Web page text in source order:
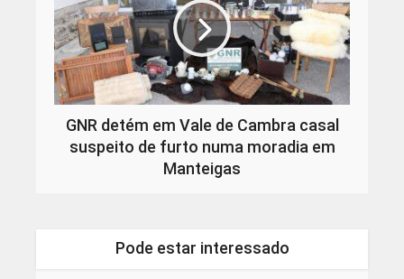
GNR detém em Vale de Cambra casal
suspeito de furto numa moradia em
Manteigas
Pode estar interessado